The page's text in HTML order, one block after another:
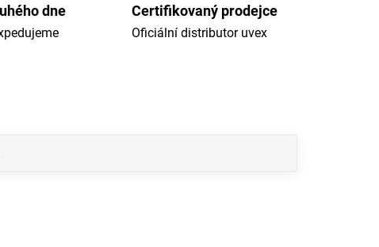
dne Certifikovaný prodejce
Oficiální distributor uvex